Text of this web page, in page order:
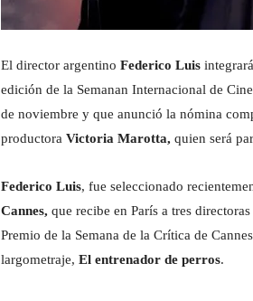
El director argentino Federico Luis
edición de la Semanan Internacional de
de noviembre y que anunció la nómina
productora Victoria Marotta, quien será
Federico Luis, fue seleccionado
Cannes, que recibe en París a tres
Premio de la Semana de la Crítica de
largometraje, El entrenador de perros.